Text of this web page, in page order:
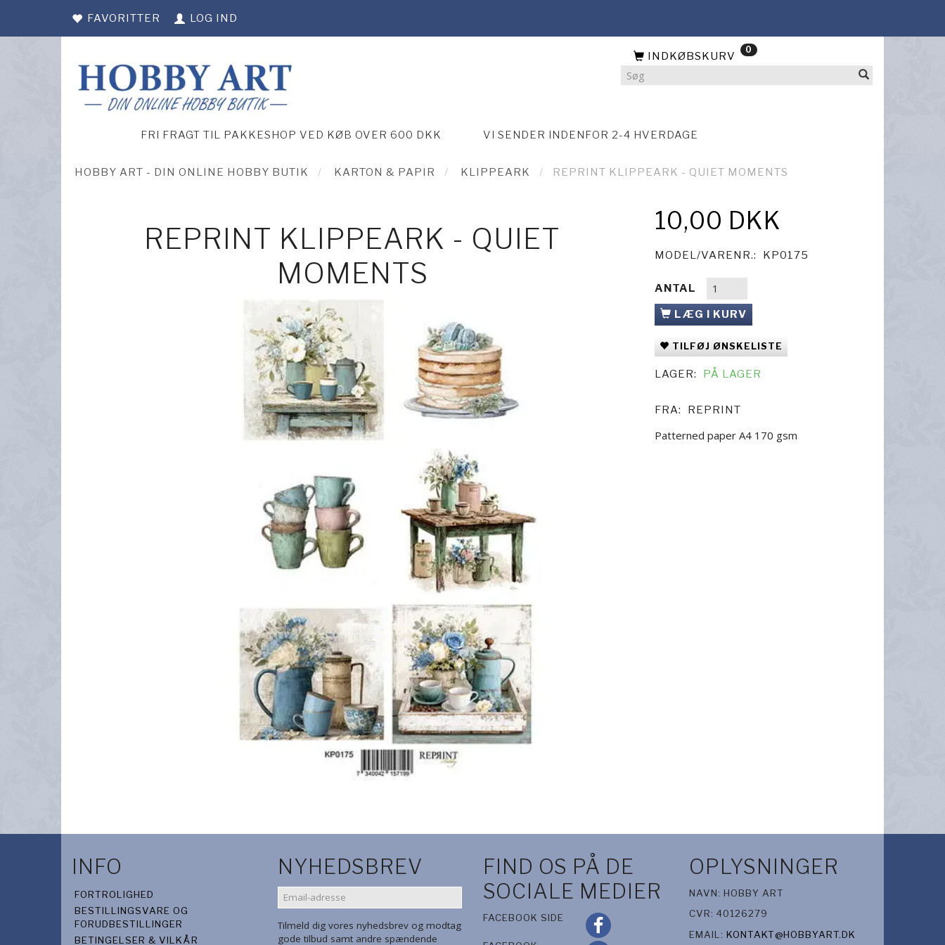
FAVORITTER LOG IND
INDKØBSKURV 0
FRI FRAGT TIL PAKKESHOP VED KØB OVER 600 DKK VI SENDER INDENFOR 2-4 HVERDAGE
HOBBY ART - DIN ONLINE HOBBY BUTIK KARTON & PAPIR KLIPPEARK REPRINT KLIPPEARK - QUIET MOMENTS
REPRINT KLIPPEARK - QUIET
MOMENTS
10,00 DKK
MODEL/VARENR.: KP0175
ANTAL
LÆG I KURV
TILFØJ ØNSKELISTE
LAGER: PÅ LAGER
FRA: REPRINT
Patterned paper A4 170 gsm
INFO
FORTROLIGHED
BESTILLINGSVARE OG
FORUDBESTILLINGER
BETINGELSER & VILKÅR
NYHEDSBREV
EMAIL-
ADRESSE
Tilmeld dig vores nyhedsbrev og modtag
gode tilbud samt andre spændende
FIND OS PÅ DE
SOCIALE MEDIER
FACEBOOK SIDE
OPLYSNINGER
NAVN: HOBBY ART
CVR: 40126279
EMAIL: KONTAKT@HOBBYART.DK